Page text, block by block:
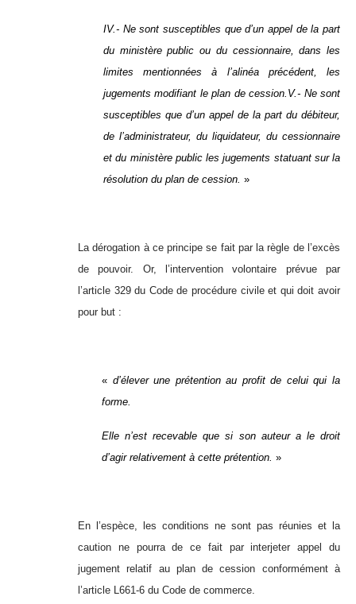
IV.- Ne sont susceptibles que d’un appel de la part
du ministère public ou du cessionnaire, dans les
limites mentionnées à l’alinéa précédent, les
jugements modifiant le plan de cession.V.- Ne sont
susceptibles que d’un appel de la part du débiteur,
de l’administrateur, du liquidateur, du cessionnaire
et du ministère public les jugements statuant sur la
résolution du plan de cession. »
La dérogation à ce principe se fait par la règle de l’excès
de pouvoir. Or, l’intervention volontaire prévue par
l’article 329 du Code de procédure civile et qui doit avoir
pour but :
« d’élever une prétention au profit de celui qui la
forme.
Elle n’est recevable que si son auteur a le droit
d’agir relativement à cette prétention. »
En l’espèce, les conditions ne sont pas réunies et la
caution ne pourra de ce fait par interjeter appel du
jugement relatif au plan de cession conformément à
l’article L661-6 du Code de commerce.